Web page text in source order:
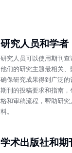
研究人员和学者
研究人员可以使用期刊
他们的研究主题最相关、
确保研究成果得到广泛
期刊的投稿要求和指南
格和审稿流程，帮助研
料。
学术出版社和期